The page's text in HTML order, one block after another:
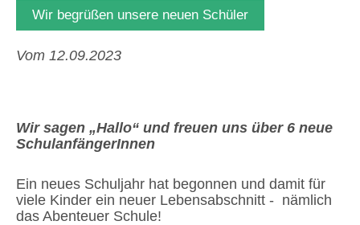
Wir begrüßen unsere neuen Schüler
Vom 12.09.2023
Wir sagen „Hallo“ und freuen uns über 6 neue
SchulanfängerInnen
Ein neues Schuljahr hat begonnen und damit für
viele Kinder ein neuer Lebensabschnitt - nämlich
das Abenteuer Schule!